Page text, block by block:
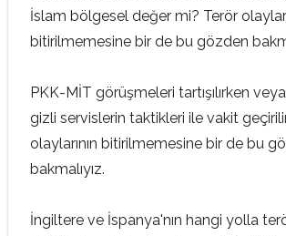
İslam bölgesel değer mi? Terör
bitirilmemesine bir de bu gözden
PKK-MİT görüşmeleri tartışılırken
gizli servislerin taktikleri ile vakit
olaylarının bitirilmemesine bir de bu
bakmalıyız.
İngiltere ve İspanya'nın hangi yolla